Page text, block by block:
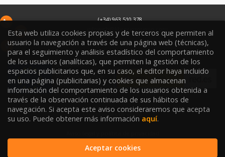
(+34) 963 510 378
infoweb@libreriasoriano.com
C/ Xàtiva 15
46002 Valencia España
Condiciones de venta
Política de Protección de Datos
Esta web utiliza cookies propias y de terceros que permiten al
usuario la navegación a través de una página web (técnicas),
para el seguimiento y análisis estadístico del comportamiento
de los usuarios (analíticas), que permiten la gestión de los
espacios publicitarios que, en su caso, el editor haya incluido
en una página (publicitarias) y cookies que almacenan
información del comportamiento de los usuarios obtenida a
través de la observación continuada de sus hábitos de
navegación. Si acepta este aviso consideraremos que acepta
su uso. Puede obtener más información aquí.
Aceptar cookies